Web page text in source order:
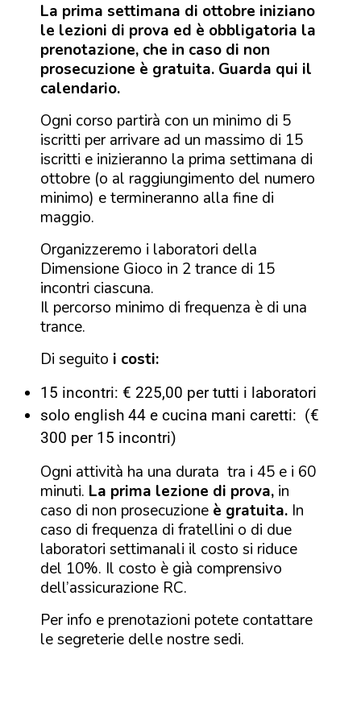
La prima settimana di ottobre iniziano
le lezioni di prova ed è obbligatoria la
prenotazione, che in caso di non
prosecuzione è gratuita. Guarda qui il
calendario.
Ogni corso partirà con un minimo di 5
iscritti per arrivare ad un massimo di 15
iscritti e inizieranno la prima settimana di
ottobre (o al raggiungimento del numero
minimo) e termineranno alla fine di
maggio.
Organizzeremo i laboratori della
Dimensione Gioco in 2 trance di 15
incontri ciascuna.
Il percorso minimo di frequenza è di una
trance.
Di seguito i costi:
15 incontri: € 225,00 per tutti i laboratori
solo english 44 e cucina mani caretti: (€
300 per 15 incontri)
Ogni attività ha una durata tra i 45 e i 60
minuti. La prima lezione di prova, in
caso di non prosecuzione è gratuita. In
caso di frequenza di fratellini o di due
laboratori settimanali il costo si riduce
del 10%. Il costo è già comprensivo
dell’assicurazione RC.
Per info e prenotazioni potete contattare
le segreterie delle nostre sedi.